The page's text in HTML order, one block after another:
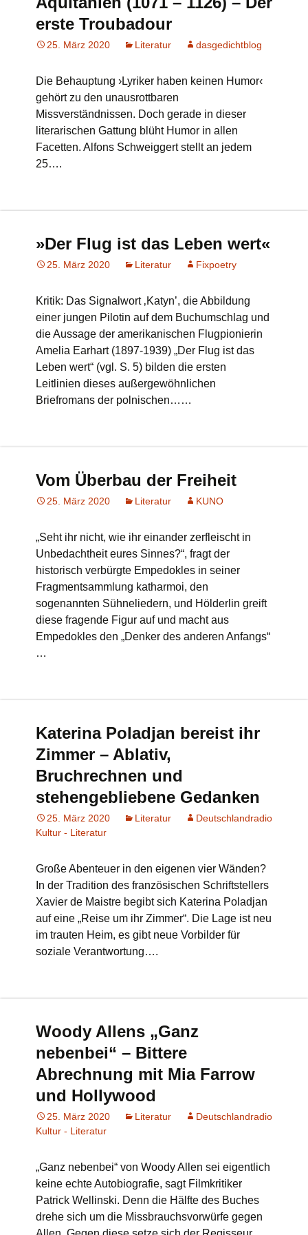
erste Troubadour
25. März 2020 Literatur dasgedichtblog
Die Behauptung ›Lyriker haben keinen Humor‹
gehört zu den unausrottbaren
Missverständnissen. Doch gerade in dieser
literarischen Gattung blüht Humor in allen
Facetten. Alfons Schweiggert stellt an jedem
25….
»Der Flug ist das Leben wert«
25. März 2020 Literatur Fixpoetry
Kritik: Das Signalwort ‚Katyn’, die Abbildung
einer jungen Pilotin auf dem Buchumschlag und
die Aussage der amerikanischen Flugpionierin
Amelia Earhart (1897-1939) „Der Flug ist das
Leben wert“ (vgl. S. 5) bilden die ersten
Leitlinien dieses außergewöhnlichen
Briefromans der polnischen……
Vom Überbau der Freiheit
25. März 2020 Literatur KUNO
„Seht ihr nicht, wie ihr einander zerfleischt in
Unbedachtheit eures Sinnes?“, fragt der
historisch verbürgte Empedokles in seiner
Fragmentsammlung katharmoi, den
sogenannten Sühneliedern, und Hölderlin greift
diese fragende Figur auf und macht aus
Empedokles den „Denker des anderen Anfangs“
…
Katerina Poladjan bereist ihr
Zimmer – Ablativ,
Bruchrechnen und
stehengebliebene Gedanken
25. März 2020 Literatur
Deutschlandradio
Kultur - Literatur
Große Abenteuer in den eigenen vier Wänden?
In der Tradition des französischen Schriftstellers
Xavier de Maistre begibt sich Katerina Poladjan
auf eine „Reise um ihr Zimmer“. Die Lage ist neu
im trauten Heim, es gibt neue Vorbilder für
soziale Verantwortung….
Woody Allens „Ganz
nebenbei“ – Bittere
Abrechnung mit Mia Farrow
und Hollywood
25. März 2020 Literatur
Deutschlandradio
Kultur - Literatur
„Ganz nebenbei“ von Woody Allen sei eigentlich
keine echte Autobiografie, sagt Filmkritiker
Patrick Wellinski. Denn die Hälfte des Buches
drehe sich um die Missbrauchsvorwürfe gegen